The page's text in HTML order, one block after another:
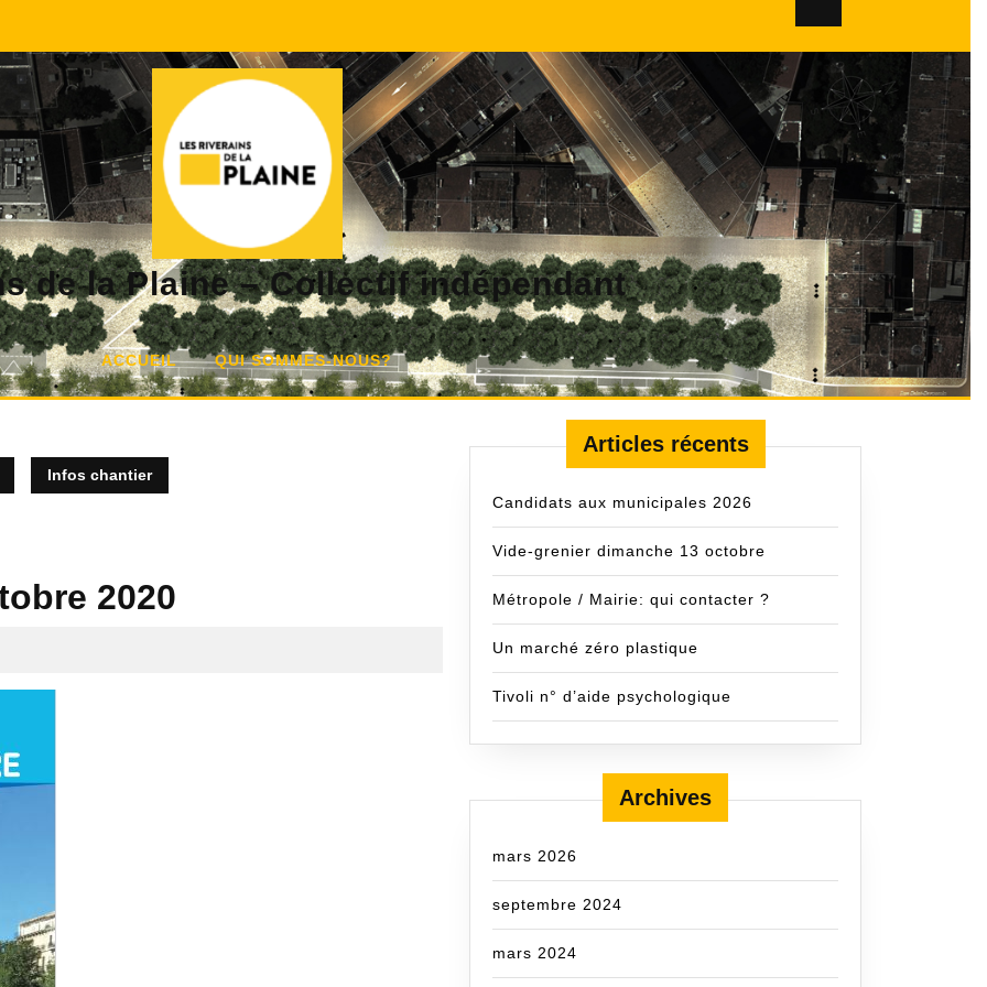
de la Plaine – Collectif indépendant
ACCUEIL QUI SOMMES-NOUS?
Infos chantier
2020
Articles récents
Candidats aux municipales 2026
Vide-grenier dimanche 13 octobre
Métropole / Mairie: qui contacter ?
Un marché zéro plastique
Tivoli n° d’aide psychologique
Archives
mars 2026
septembre 2024
mars 2024